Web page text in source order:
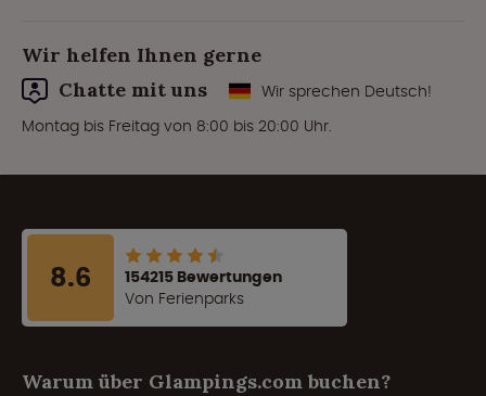
Wir helfen Ihnen gerne
Chatte mit uns
Wir sprechen Deutsch!
Montag bis Freitag von 8:00 bis 20:00 Uhr.
8.6
154215 Bewertungen
Von Ferienparks
Warum über Glampings.com buchen?